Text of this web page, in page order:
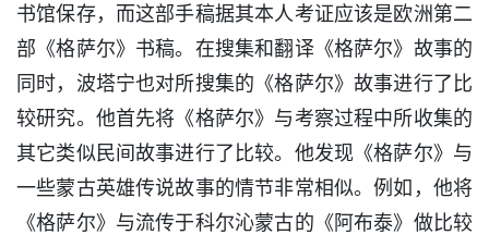
书馆保存，而这部手稿据其本人考证应该是欧洲第二
部《格萨尔》书稿。在搜集和翻译《格萨尔》故事的
同时，波塔宁也对所搜集的《格萨尔》故事进行了比
较研究。他首先将《格萨尔》与考察过程中所收集的
其它类似民间故事进行了比较。他发现《格萨尔》与
一些蒙古英雄传说故事的情节非常相似。例如，他将
《格萨尔》与流传于科尔沁蒙古的《阿布泰》做比较